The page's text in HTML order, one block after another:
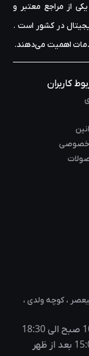
از مراجع معتبر و
در کشور است .
اهمیت می‌دهند.
کاربران
خصوصی
، کوچه ولدی ،
صبح الی18:30
بعد از ظهر